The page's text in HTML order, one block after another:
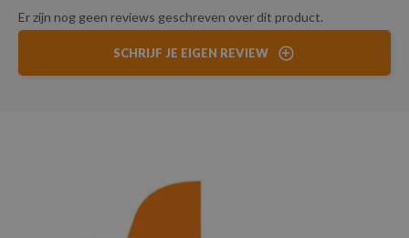
Er zijn nog geen reviews geschreven over dit product.
SCHRIJF JE EIGEN REVIEW